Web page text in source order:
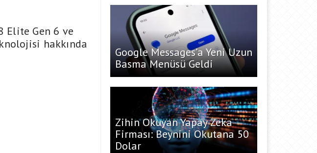
Elite Gen 6 ve
hakkında
Google Messages’a Yeni Uzun
Basma Menüsü Geldi
Zihin Okuyan Yapay Zeka
Firması: Beynini Okutana 50
Dolar